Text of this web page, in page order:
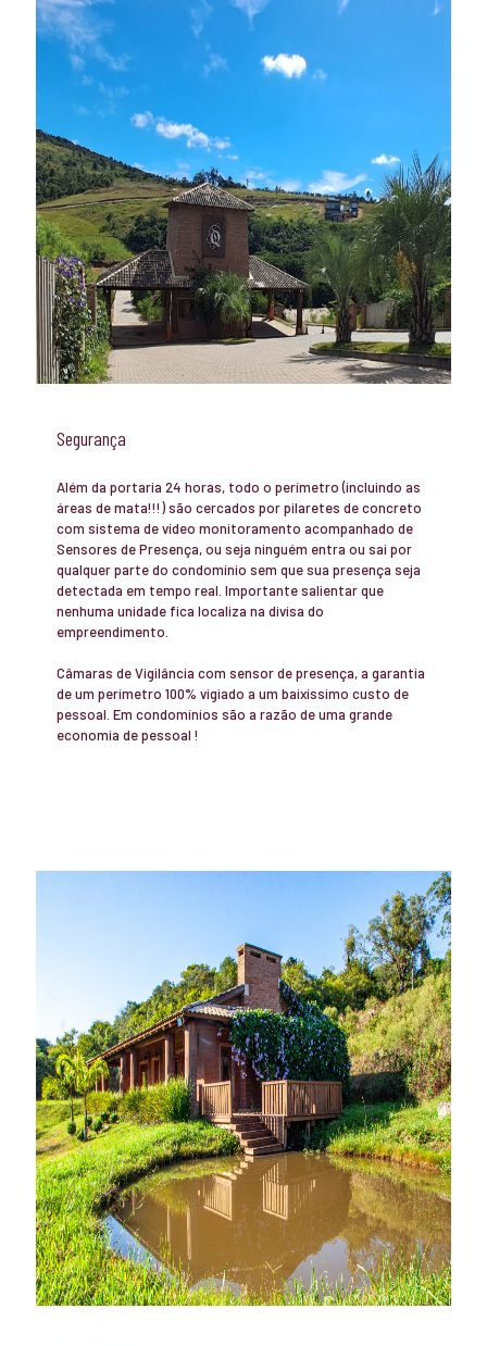
Segurança
Além da portaria 24 horas, todo o perímetro (incluindo as
áreas de mata!!!) são cercados por pilaretes de concreto
com sistema de vídeo monitoramento acompanhado de
Sensores de Presença, ou seja ninguém entra ou sai por
qualquer parte do condomínio sem que sua presença seja
detectada em tempo real. Importante salientar que
nenhuma unidade fica localiza na divisa do
empreendimento.
Câmaras de Vigilância com sensor de presença, a garantia
de um perímetro 100% vigiado a um baixíssimo custo de
pessoal. Em condomínios são a razão de uma grande
economia de pessoal !